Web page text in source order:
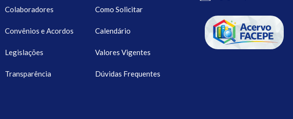
Colaboradores
Convênios e Acordos
Legislações
Transparência
Como Solicitar
Calendário
Valores Vigentes
Dúvidas Frequentes